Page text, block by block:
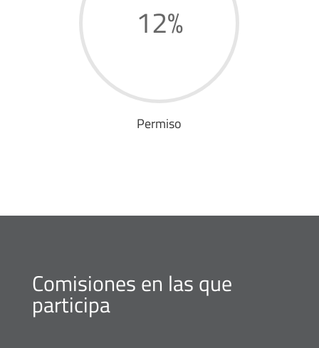
12%
Permiso
Comisiones en las que
participa